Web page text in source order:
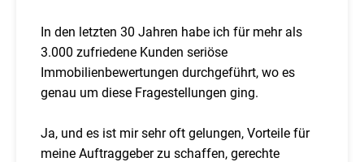
In den letzten 30 Jahren habe ich für mehr als
3.000 zufriedene Kunden seriöse
Immobilienbewertungen durchgeführt, wo es
genau um diese Fragestellungen ging.
Ja, und es ist mir sehr oft gelungen, Vorteile für
meine Auftraggeber zu schaffen, gerechte